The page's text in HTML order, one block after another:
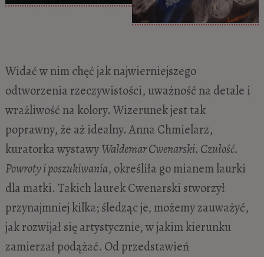
Widać w nim chęć jak najwierniejszego
odtworzenia rzeczywistości, uważność na detale i
wrażliwość na kolory. Wizerunek jest tak
poprawny, że aż idealny. Anna Chmielarz,
kuratorka wystawyWaldemar Cwenarski. Czułość.
Powroty i poszukiwania, określiła go mianem laurki
dla matki. Takich laurek Cwenarski stworzył
przynajmniej kilka; śledząc je, możemy zauważyć,
jak rozwijał się artystycznie, w jakim kierunku
zamierzał podążać. Od przedstawień